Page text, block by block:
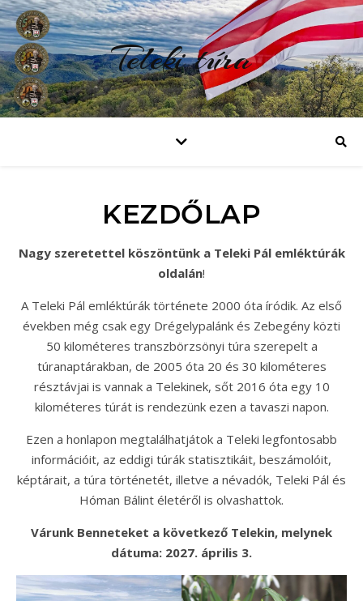
Teleki túra
KEZDŐLAP
Nagy szeretettel köszöntünk a Teleki Pál emléktúrák
oldalán!
A Teleki Pál emléktúrák története 2000 óta íródik. Az első
években még csak egy Drégelypalánk és Zebegény közti
50 kilométeres transzbörzsönyi túra szerepelt a
túranaptárakban, de 2005 óta 20 és 30 kilométeres
résztávjai is vannak a Telekinek, sőt 2016 óta egy 10
kilométeres túrát is rendezünk ezen a tavaszi napon.
Ezen a honlapon megtalálhatjátok a Teleki legfontosabb
információit, az eddigi túrák statisztikáit, beszámolóit,
képtárait, a túra történetét, illetve a névadók, Teleki Pál és
Hóman Bálint életéről is olvashattok.
Várunk Benneteket a következő Telekin, melynek
dátuma: 2027. április 3.